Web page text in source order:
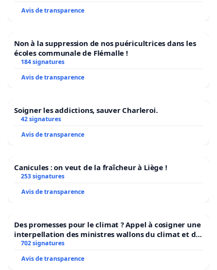
Avis de transparence
Non à la suppression de nos puéricultrices dans les
écoles communale de Flémalle !
184 signatures
Avis de transparence
Soigner les addictions, sauver Charleroi.
42 signatures
Avis de transparence
Canicules : on veut de la fraîcheur à Liège !
253 signatures
Avis de transparence
Des promesses pour le climat ? Appel à cosigner une
interpellation des ministres wallons du climat et de
l’environnement.
702 signatures
Avis de transparence